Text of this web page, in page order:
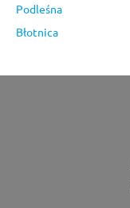
Podleśna
Błotnica